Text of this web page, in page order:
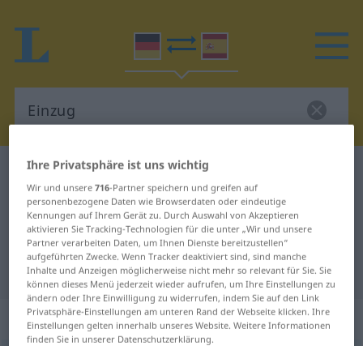
Deutsch-Spanisch Wörterbuch
Deutsch-Spanisch Übersetzung für
"Einzug"
"Einzug" Spanisch Übersetzung
„Einzug“: Maskulinum
Ihre Privatsphäre ist uns wichtig
Wir und unsere716-Partner speichern und greifen auf
personenbezogene Daten wie Browserdaten oder eindeutige
Kennungen auf Ihrem Gerät zu. Durch Auswahl von Akzeptieren
aktivieren Sie Tracking-Technologien für die unter „Wir und unsere
Partner verarbeiten Daten, um Ihnen Dienste bereitzustellen“
aufgeführten Zwecke. Wenn Tracker deaktiviert sind, sind manche
Inhalte und Anzeigen möglicherweise nicht mehr so relevant für Sie. Sie
können dieses Menü jederzeit wieder aufrufen, um Ihre Einstellungen zu
ändern oder Ihre Einwilligung zu widerrufen, indem Sie auf den Link
Privatsphäre-Einstellungen am unteren Rand der Webseite klicken. Ihre
Einstellungen gelten innerhalb unseres Website. Weitere Informationen
finden Sie in unserer Datenschutzerklärung.